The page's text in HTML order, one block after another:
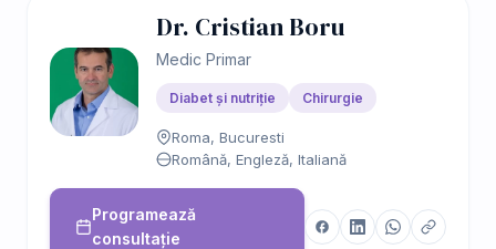
Dr. Cristian Boru
Medic Primar
Diabet și nutriție Chirurgie
Roma, Bucuresti
Română, Engleză, Italiană
Programează
consultație